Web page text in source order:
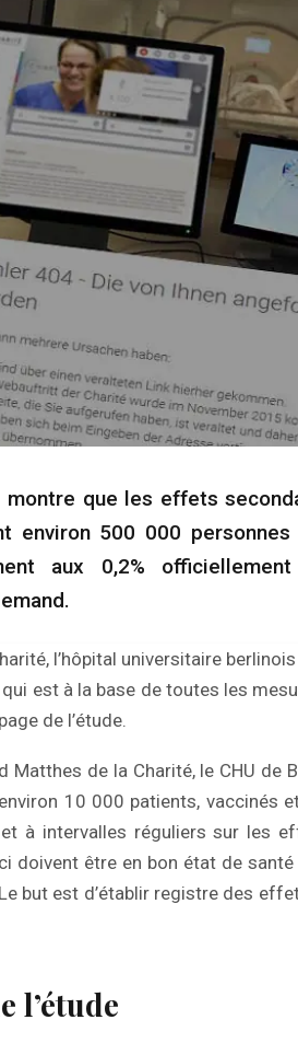
montre que les effets
environ 500 000
aux 0,2%
l’hôpital universitaire
qui est à la base de toutes les
de l’étude.
Matthes de la Charité, le CHU de
10 000 patients, vaccinés
à intervalles réguliers sur les
doivent être en bon état de
but est d’établir registre des
l’étude